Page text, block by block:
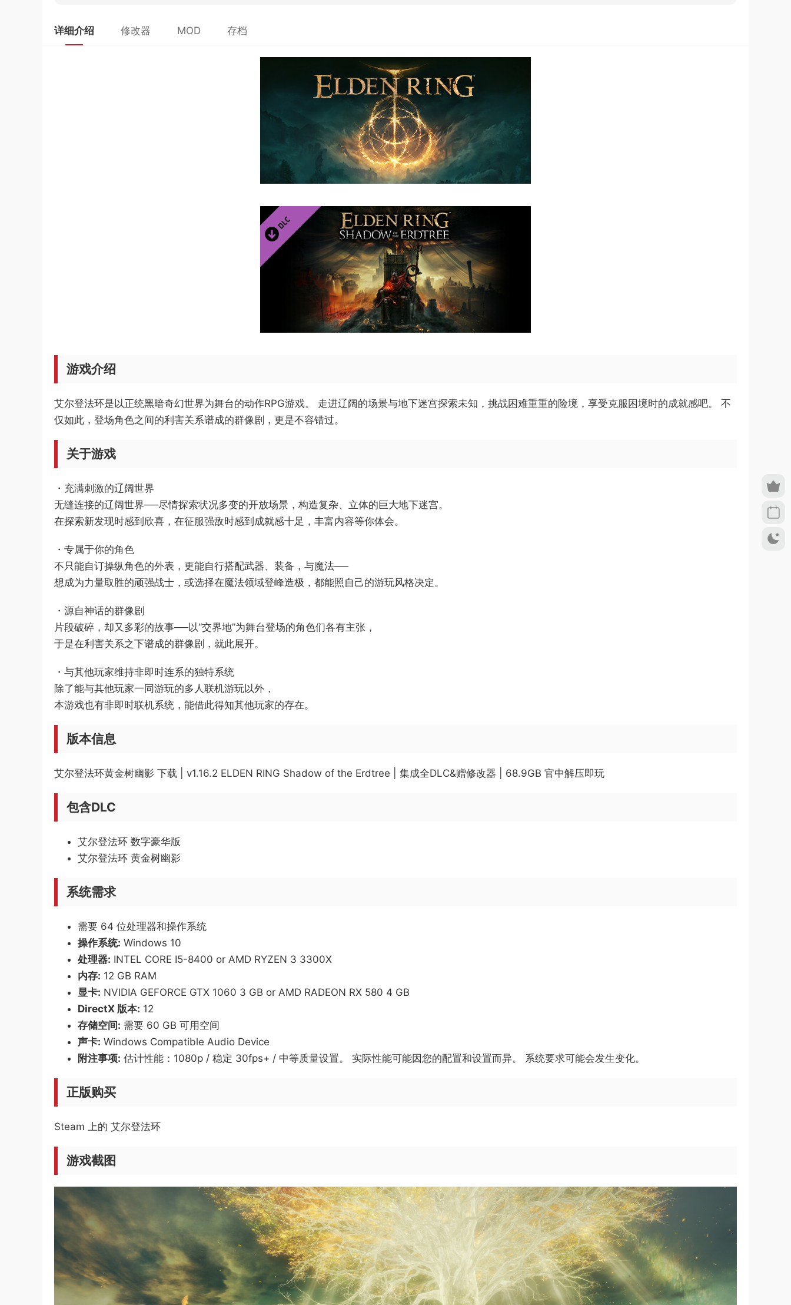
详细介绍 修改器 MOD 存档
游戏介绍
艾尔登法环是以正统黑暗奇幻世界为舞台的动作RPG游戏。 走进辽阔的场景与地下迷宫探索未知，挑战困难重重的险境，享受克服困境时的成就感吧。 不
仅如此，登场角色之间的利害关系谱成的群像剧，更是不容错过。
关于游戏
・充满刺激的辽阔世界
无缝连接的辽阔世界──尽情探索状况多变的开放场景，构造复杂、立体的巨大地下迷宫。
在探索新发现时感到欣喜，在征服强敌时感到成就感十足，丰富内容等你体会。
・专属于你的角色
不只能自订操纵角色的外表，更能自行搭配武器、装备，与魔法──
想成为力量取胜的顽强战士，或选择在魔法领域登峰造极，都能照自己的游玩风格决定。
・源自神话的群像剧
片段破碎，却又多彩的故事──以“交界地”为舞台登场的角色们各有主张，
于是在利害关系之下谱成的群像剧，就此展开。
・与其他玩家维持非即时连系的独特系统
除了能与其他玩家一同游玩的多人联机游玩以外，
本游戏也有非即时联机系统，能借此得知其他玩家的存在。
版本信息
艾尔登法环黄金树幽影 下载 | v1.16.2 ELDEN RING Shadow of the Erdtree | 集成全DLC&赠修改器 | 68.9GB 官中解压即玩
包含DLC
艾尔登法环 数字豪华版
艾尔登法环 黄金树幽影
系统需求
需要 64 位处理器和操作系统
操作系统: Windows 10
处理器: INTEL CORE I5-8400 or AMD RYZEN 3 3300X
内存: 12 GB RAM
显卡: NVIDIA GEFORCE GTX 1060 3 GB or AMD RADEON RX 580 4 GB
DirectX 版本: 12
存储空间: 需要 60 GB 可用空间
声卡: Windows Compatible Audio Device
附注事项: 估计性能：1080p / 稳定 30fps+ / 中等质量设置。 实际性能可能因您的配置和设置而异。 系统要求可能会发生变化。
正版购买
Steam 上的 艾尔登法环
游戏截图